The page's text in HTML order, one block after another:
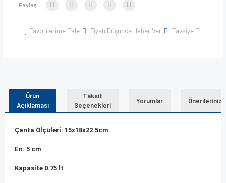
Paylaş:
Favorilerime Ekle Fiyatı Düşünce Haber Ver Tavsiye Et
Ürün
Açıklaması
Taksit
Seçenekleri
Yorumlar Önerileriniz
Çanta Ölçüleri: 15x18x22.5cm
En: 5 cm
Kapasite 0.75 lt